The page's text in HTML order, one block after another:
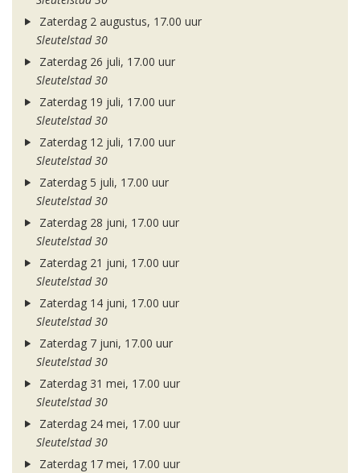
Zaterdag 2 augustus, 17.00 uur
Sleutelstad 30
Zaterdag 26 juli, 17.00 uur
Sleutelstad 30
Zaterdag 19 juli, 17.00 uur
Sleutelstad 30
Zaterdag 12 juli, 17.00 uur
Sleutelstad 30
Zaterdag 5 juli, 17.00 uur
Sleutelstad 30
Zaterdag 28 juni, 17.00 uur
Sleutelstad 30
Zaterdag 21 juni, 17.00 uur
Sleutelstad 30
Zaterdag 14 juni, 17.00 uur
Sleutelstad 30
Zaterdag 7 juni, 17.00 uur
Sleutelstad 30
Zaterdag 31 mei, 17.00 uur
Sleutelstad 30
Zaterdag 24 mei, 17.00 uur
Sleutelstad 30
Zaterdag 17 mei, 17.00 uur